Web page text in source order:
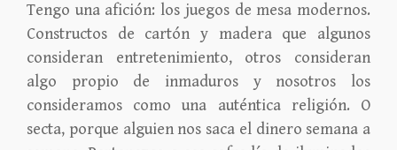
Tengo una afición: los juegos de mesa modernos.
Constructos de cartón y madera que algunos
consideran entretenimiento, otros consideran
algo propio de inmaduros y nosotros los
consideramos como una auténtica religión. O
secta, porque alguien nos saca el dinero semana a